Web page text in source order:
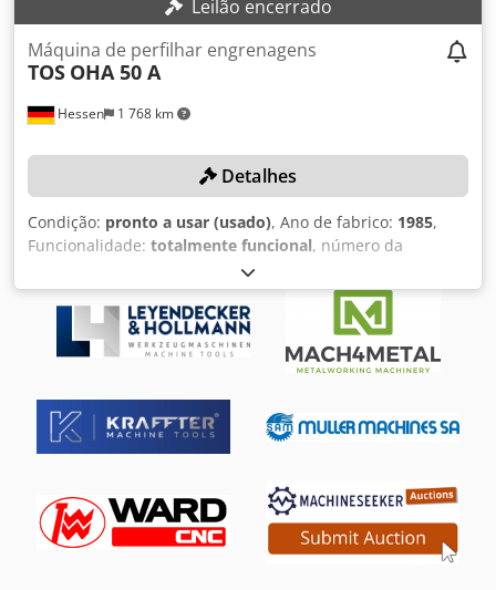
Leilão encerrado
Hessen 1 768 km
Máquina de perfilhar engrenagens
TOS OHA 50 A
Detalhes
Condição: pronto a usar (usado), Ano de fabrico: 1985,
Funcionalidade: totalmente funcional, número da
, mandriladora de mesa:
mm, diâmetro da mesa:500 mm, peso total:5 200 kg,
diâmetro da engrenagem:500 mm
, DETALHES TÉCNICOS
Diâmetro da roda: 500 mm Diâmetro mínimo da roda: 50
mm Diâmetro externo máximo da roda usinada com
carro e o eixo da mesa: 355 mm Distância mínima entre o
eixo do carro e o eixo da mesa: 0 mm Número máximo de
dentes da roda usinada: 300 Número mínimo de dentes da
Diâmetro da mesa: 500 mm Diâmetro do furo da mesa: 120
mm Profundidade do furo: 650 mm Dwjdpjyx U T Aofx
Afxsa DETALHES DA MÁQUINA Peso: 5.200 kg